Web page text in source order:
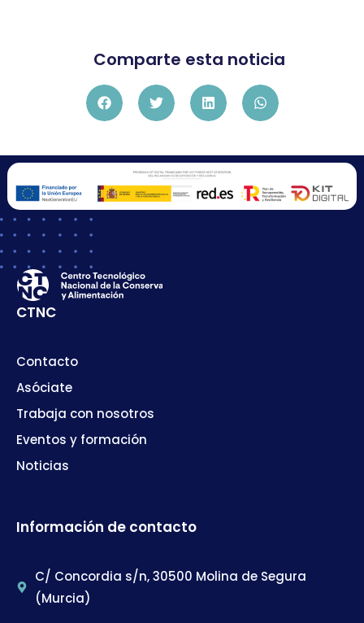
Comparte esta noticia
CTNC
Contacto
Asóciate
Trabaja con nosotros
Eventos y formación
Noticias
Información de contacto
C/ Concordia s/n, 30500 Molina de Segura
(Murcia)